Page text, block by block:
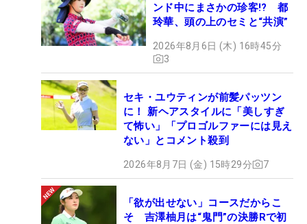
ンド中にまさかの珍客!? 都
玲華、頭の上のセミと“共演”
2026年8月6日 (木) 16時45分
3
セキ・ユウティンが前髪パッツン
に！ 新ヘアスタイルに「美しすぎ
て怖い」「プロゴルファーには見え
ない」とコメント殺到
2026年8月7日 (金) 15時29分 7
「欲が出せない」コースだからこ
そ 吉澤柚月は“鬼門”の決勝Rで初